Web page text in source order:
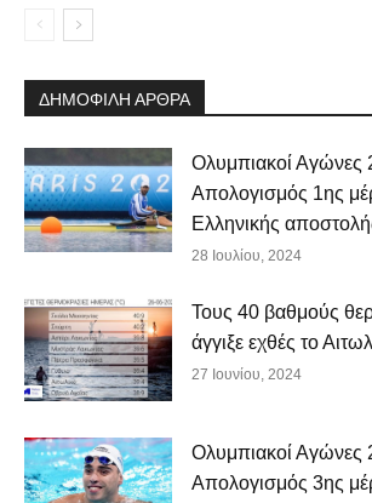
ΔΗΜΟΦΙΛΗ ΑΡΘΡΑ
Ολυμπιακοί Αγώνες
Απολογισμός 1ης
Ελληνικής
28 Ιουλίου, 2024
Τους 40 βαθμούς
άγγιξε εχθές το
27 Ιουνίου, 2024
Ολυμπιακοί Αγώνες
Απολογισμός 3ης